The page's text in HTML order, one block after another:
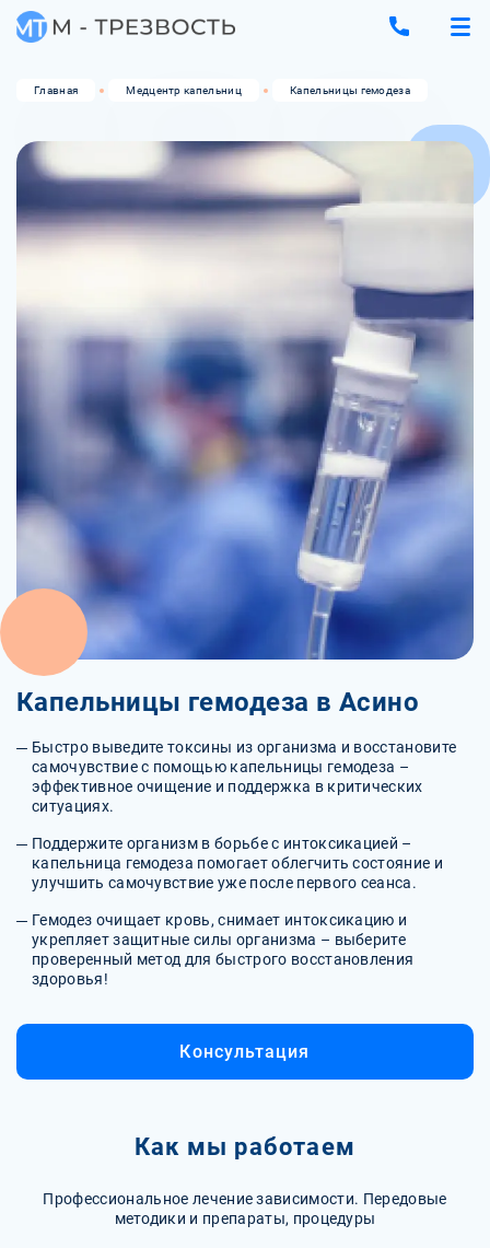
Главная Медцентр капельниц Капельницы гемодеза
Капельницы гемодеза в Асино
Быстро выведите токсины из организма и восстановите
самочувствие с помощью капельницы гемодеза –
эффективное очищение и поддержка в критических
ситуациях.
Поддержите организм в борьбе с интоксикацией –
капельница гемодеза помогает облегчить состояние и
улучшить самочувствие уже после первого сеанса.
Гемодез очищает кровь, снимает интоксикацию и
укрепляет защитные силы организма – выберите
проверенный метод для быстрого восстановления
здоровья!
Консультация
Как мы работаем
Профессиональное лечение зависимости. Передовые
методики и препараты, процедуры